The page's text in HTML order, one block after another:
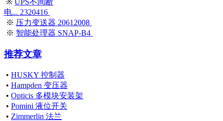
※ UPS不间断
电... 2320416
※ 压力变送器 20612008
※ 智能处理器 SNAP-B4
推荐文章
• HUSKY 控制器
• Hampden 变压器
• Opticis 多模块安装架
• Pomini 液位开关
• Zimmerlin 法兰